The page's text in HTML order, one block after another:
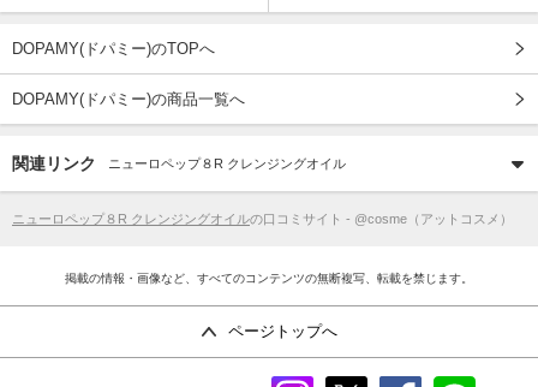
DOPAMY(ドパミー)のTOPへ
DOPAMY(ドパミー)の商品一覧へ
関連リンク ニューロペップ８R クレンジングオイル
ニューロペップ８R クレンジングオイルの口コミサイト - @cosme（アットコスメ）
掲載の情報・画像など、すべてのコンテンツの無断複写、転載を禁じます。
ページトップへ